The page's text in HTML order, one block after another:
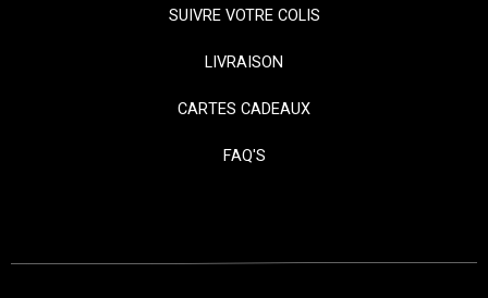
SUIVRE VOTRE COLIS
LIVRAISON
CARTES CADEAUX
FAQ'S